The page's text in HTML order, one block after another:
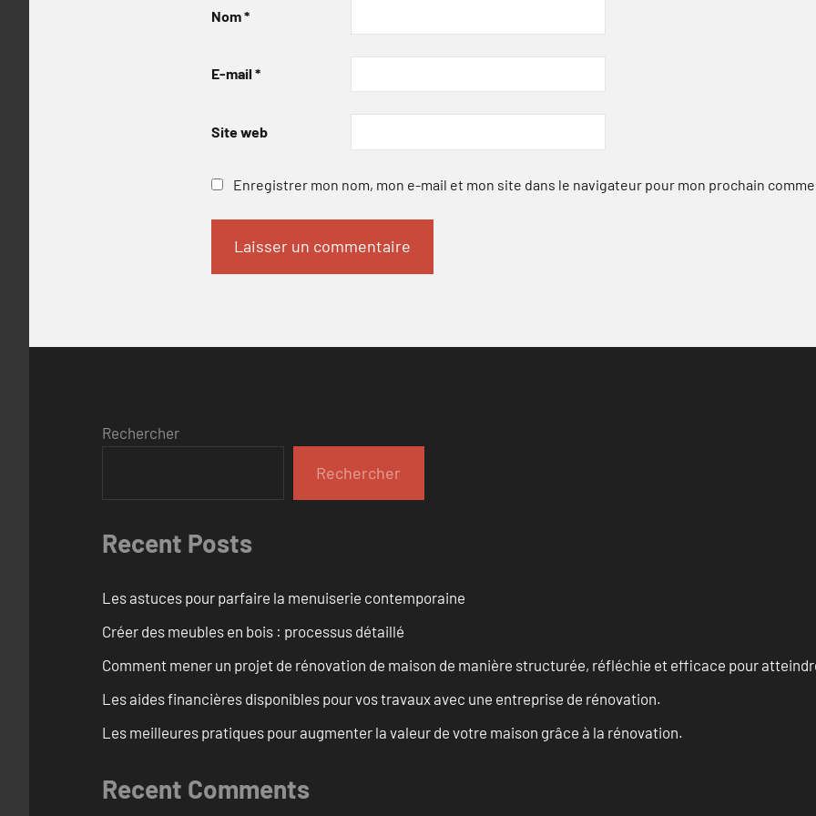
Nom*
E-mail *
Site web
Enregistrer mon nom, mon e-mail et mon site dans le navigateur pour mon prochain
Rechercher
Rechercher
Recent Posts
Les astuces pour parfaire la menuiserie contemporaine
Créer des meubles en bois : processus détaillé
Comment mener un projet de rénovation de maison de manière structurée, réfléchie et efficace pour
Les aides financières disponibles pour vos travaux avec une entreprise de rénovation.
Les meilleures pratiques pour augmenter la valeur de votre maison grâce à la rénovation.
Recent Comments